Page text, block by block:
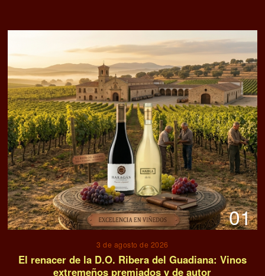
01
3 de agosto de 2026
El renacer de la D.O. Ribera del Guadiana: Vinos
extremeños premiados y de autor